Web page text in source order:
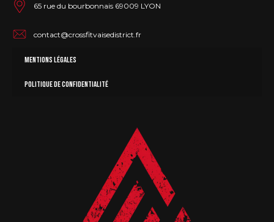
65 rue du bourbonnais 69009 LYON
contact@crossfitvaisedistrict.fr
Mentions légales
Politique de confidentialité